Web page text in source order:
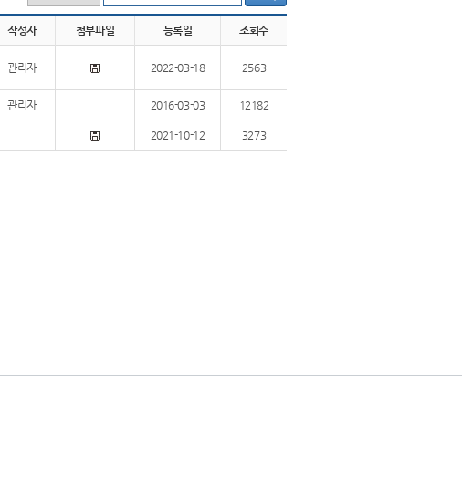
작성자 첨부파일 등록일 조회수
관리자 2022-03-18 2563
관리자 2016-03-03 12182
2021-10-12 3273